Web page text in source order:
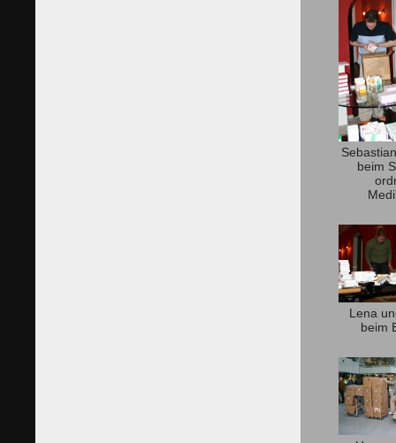
beim
Lena
beim